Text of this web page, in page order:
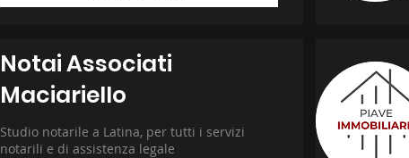
Notai Associati
Maciariello
Studio notarile a Latina, per tutti i servizi
notarili e di assistenza legale